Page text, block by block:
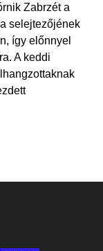
Zabrzét a
selejtezőjének
így előnnyel
A keddi